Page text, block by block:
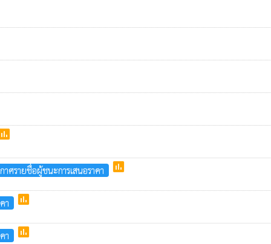
าศรายชื่อผู้ชนะการเสนอราคา poll
า poll
า poll